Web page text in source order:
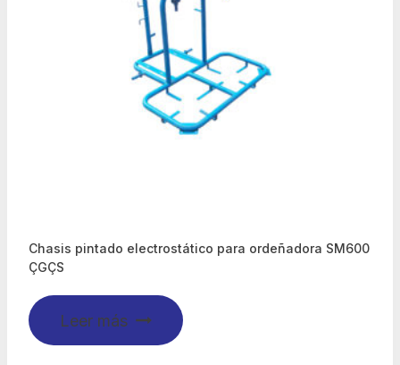
Chasis pintado electrostático para ordeñadora SM600
ÇGÇS
Leer más